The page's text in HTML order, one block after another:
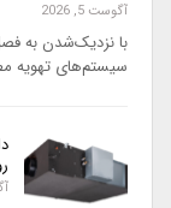
آگوست 5, 2026
با نزدیک‌شدن به
سیستم‌های تهویه